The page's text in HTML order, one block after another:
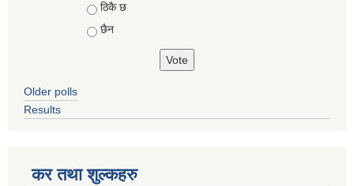
ठिकै छ
छैन
Older polls
Results
कर तथा शुल्कहरु